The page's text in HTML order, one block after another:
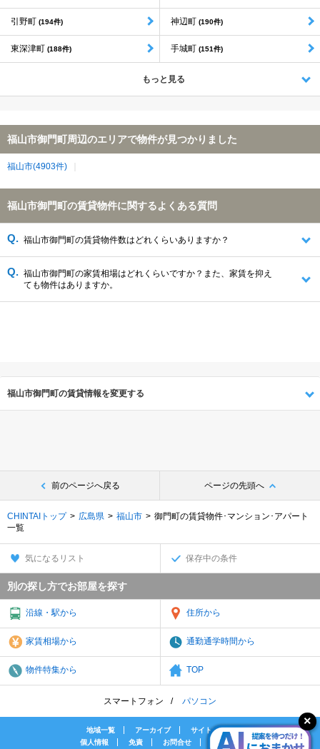
引野町 (194件) 神辺町 (190件)
東深津町 (188件) 手城町 (151件)
もっと見る
福山市御門町周辺のエリアで物件が見つかりました
福山市(4903件)
福山市御門町の賃貸物件に関するよくある質問
福山市御門町の賃貸物件数はどれくらいありますか？
福山市御門町の家賃相場はどれくらいですか？また、家賃を抑え
ても物件はありますか。
福山市御門町の賃貸情報を変更する
前のページへ戻る ページの先頭へ
CHINTAIトップ 広島県 福山市
御門町の賃貸物件･マンション･アパート
一覧
気になるリスト 保存中の条件
別の探し方でお部屋を探す
沿線・駅から 住所から
家賃相場から 通勤通学時間から
物件特集から TOP
スマートフォン パソコン
地域一覧 アーカイブ
サイトマップ
個人情報
免責 お問合せ 会社案内